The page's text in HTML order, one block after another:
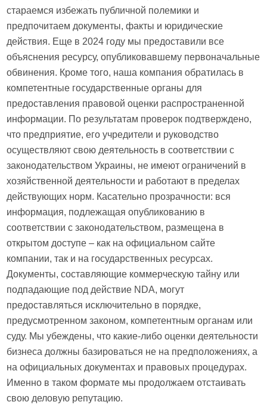
стараемся избежать публичной полемики и
предпочитаем документы, факты и юридические
действия. Еще в 2024 году мы предоставили все
объяснения ресурсу, опубликовавшему первоначальные
обвинения. Кроме того, наша компания обратилась в
компетентные государственные органы для
предоставления правовой оценки распространенной
информации. По результатам проверок подтверждено,
что предприятие, его учредители и руководство
осуществляют свою деятельность в соответствии с
законодательством Украины, не имеют ограничений в
хозяйственной деятельности и работают в пределах
действующих норм. Касательно прозрачности: вся
информация, подлежащая опубликованию в
соответствии с законодательством, размещена в
открытом доступе – как на официальном сайте
компании, так и на государственных ресурсах.
Документы, составляющие коммерческую тайну или
подпадающие под действие NDA, могут
предоставляться исключительно в порядке,
предусмотренном законом, компетентным органам или
суду. Мы убеждены, что какие-либо оценки деятельности
бизнеса должны базироваться не на предположениях, а
на официальных документах и ​​правовых процедурах.
Именно в таком формате мы продолжаем отстаивать
свою деловую репутацию.